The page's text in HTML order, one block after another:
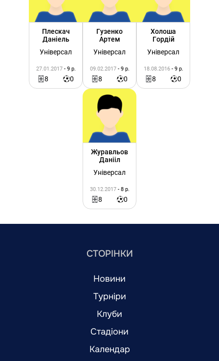
Плескач
Даніель
Універсал
27.01.2017 - 9 р.
8 0
Гузенко
Артем
Універсал
09.02.2017 - 9 р.
8 0
Холоша
Гордій
Універсал
18.08.2016 - 9 р.
8 0
Журавльов
Данііл
Універсал
30.12.2017 - 8 р.
8 0
СТОРІНКИ
Новини
Турніри
Клуби
Стадіони
Календар